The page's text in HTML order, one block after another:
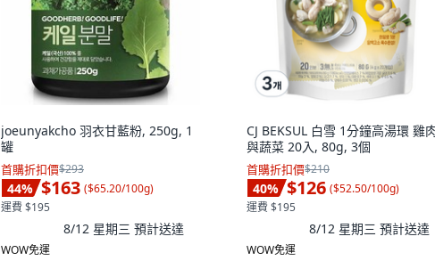
joeunyakcho 羽衣甘藍粉, 250g, 1
罐
首購折扣價$293
44% $163 ($65.20/100g)
運費 $195
8/12 星期三 預計送達
WOW免運
CJ BEKSUL 白雪 1分鐘高湯環 雞
與蔬菜 20入, 80g, 3個
首購折扣價$210
40% $126 ($52.50/100g)
運費 $195
8/12 星期三 預計送達
WOW免運